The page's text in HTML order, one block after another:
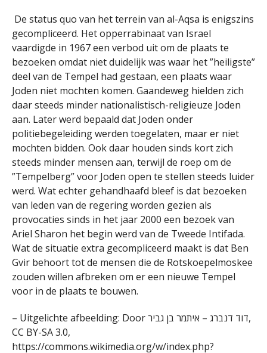
De status quo van het terrein van al-Aqsa is enigszins
gecompliceerd. Het opperrabinaat van Israel
vaardigde in 1967 een verbod uit om de plaats te
bezoeken omdat niet duidelijk was waar het ”heiligste”
deel van de Tempel had gestaan, een plaats waar
Joden niet mochten komen. Gaandeweg hielden zich
daar steeds minder nationalistisch-religieuze Joden
aan. Later werd bepaald dat Joden onder
politiebegeleiding werden toegelaten, maar er niet
mochten bidden. Ook daar houden sinds kort zich
steeds minder mensen aan, terwijl de roep om de
”Tempelberg” voor Joden open te stellen steeds luider
werd. Wat echter gehandhaafd bleef is dat bezoeken
van leden van de regering worden gezien als
provocaties sinds in het jaar 2000 een bezoek van
Ariel Sharon het begin werd van de Tweede Intifada.
Wat de situatie extra gecompliceerd maakt is dat Ben
Gvir behoort tot de mensen die de Rotskoepelmoskee
zouden willen afbreken om er een nieuwe Tempel
voor in de plaats te bouwen.
– Uitgelichte afbeelding: Door דוד דנברג – איתמר בן גביר,
CC BY-SA 3.0,
https://commons.wikimedia.org/w/index.php?